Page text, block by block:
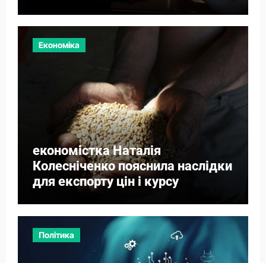
Економіка
економістка Наталія
Колесніченко пояснила наслідки
для експорту цін і курсу
Політика